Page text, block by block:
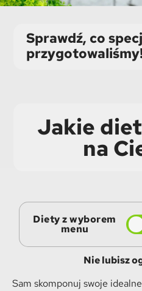
Sprawdź, co
przygotowaliśmy!
Jakie
na
Diety z wyborem
menu
Nie lubisz
Sam skomponuj swoje